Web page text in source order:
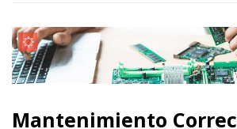
Mantenimiento